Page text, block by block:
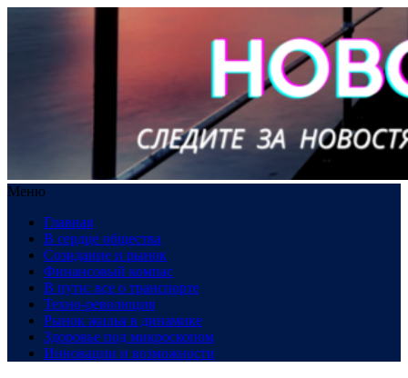
Меню
Главная
В сердце общества
Созидание и рынок
Финансовый компас
В пути: все о транспорте
Техно-революция
Рынок жилья в динамике
Здоровье под микроскопом
Инновации и возможности